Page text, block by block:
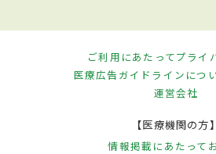
ご利用にあたってプライ
医療広告ガイドラインにつ
運営会社
【医療機関の方】
情報掲載にあたって